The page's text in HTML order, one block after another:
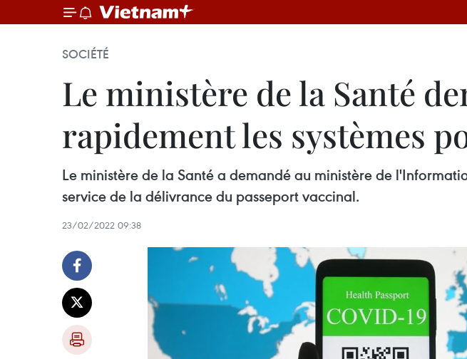
SOCIÉTÉ
Le ministère de la Santé
rapidement les systèmes
Le ministère de la Santé a demandé au ministère de
service de la délivrance du passeport vaccinal.
23/02/2022 09:38